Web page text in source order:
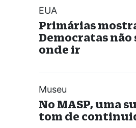
EUA
Primárias
Democratas não
onde ir
Museu
No MASP, uma
tom de